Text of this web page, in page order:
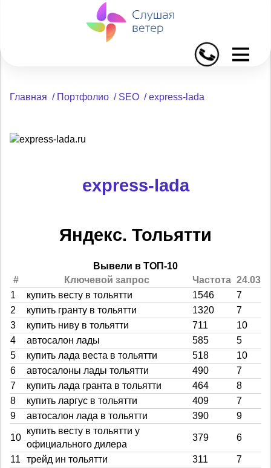
I
Главная / Портфолио / SEO / express-lada
express-lada
Яндекс. Тольятти
Вывели в ТОП-10
#
Ключевой запрос Частота 24.03
1
купить весту в тольятти 1546
7
2
купить гранту в тольятти 1320
7
3
купить ниву в тольятти 711
10
4
автосалон лады 585
5
5
купить лада веста в тольятти 518
10
6
автосалоны лады тольятти 490
7
7
купить лада гранта в тольятти 464
8
8
купить ларгус в тольятти 409
7
9
автосалон лада в тольятти 390 9
10
купить весту в тольятти у
официального дилера
379 6
11 трейд ин тольятти 311
7